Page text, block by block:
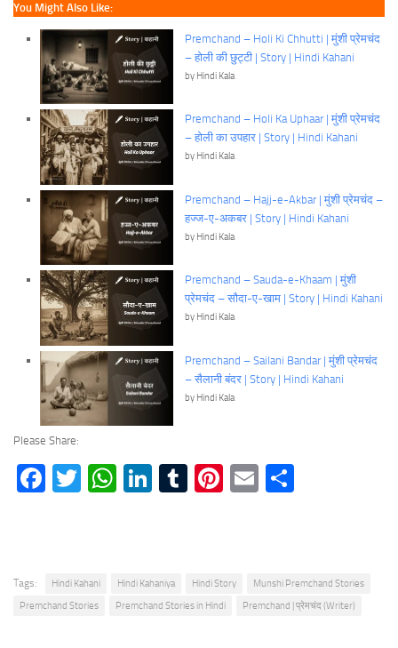
You Might Also Like:
Premchand – Holi Ki Chhutti | मुंशी प्रेमचंद
– होली की छुट्टी | Story | Hindi Kahani
by Hindi Kala
Premchand – Holi Ka Uphaar | मुंशी प्रेमचंद
– होली का उपहार | Story | Hindi Kahani
by Hindi Kala
Premchand – Hajj-e-Akbar | मुंशी प्रेमचंद –
हज्ज-ए-अकबर | Story | Hindi Kahani
by Hindi Kala
Premchand – Sauda-e-Khaam | मुंशी
प्रेमचंद – सौदा-ए-खाम | Story | Hindi Kahani
by Hindi Kala
Premchand – Sailani Bandar | मुंशी प्रेमचंद
– सैलानी बंदर | Story | Hindi Kahani
by Hindi Kala
Please Share:
Facebook
TwitterWhatsApp
LinkedIn
Tumblr
Pinterest
Email
Tags: Hindi Kahani Hindi Kahaniya Hindi Story
Munshi Premchand Stories
Premchand Stories
Premchand Stories in Hindi Premchand | प्रेमचंद (Writer)